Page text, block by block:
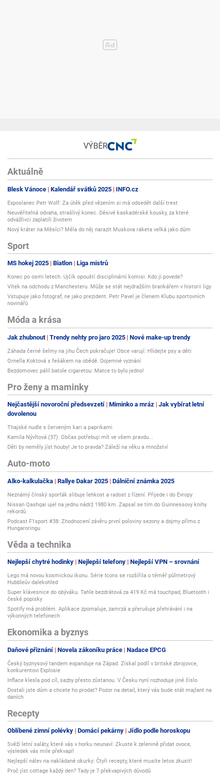
VÝBĚR
Aktuálně
Blesk Vánoce Kalendář svátků 2025 INFO.cz
Exposlanec Petr Wolf: Za útěk před vězením si má odsedět další trest
Neuvěřitelná odvaha, strašlivý konec. Děsivé kaskadérské kousky, za které
odvážlivci zaplatili životem
Nový kráter na Měsíci? Měla do něj narazit Muskova raketa velká jako dům
Sport
MS hokej 2025 Biatlon Liga mistrů
Konec po osmi letech. Ujčík opouští disciplinární komisi. Kdo ji povede?
Vítek na odchodu z Manchesteru. Může se stát nejdražším brankářem v historii ligy
Vstupuje jako fotograf, ne jako prezident. Petr Pavel je členem Klubu sportovních
novinářů
Móda a krása
Jak zhubnout Trendy nehty pro jaro 2025 Nové make-up trendy
Záhada černé šelmy na jihu Čech pokračuje! Obce varují: Hlídejte psy a děti
Ornella Koktová s fešákem na obědě. Dojemné vyznání
Bezdomovec pálil batole cigaretou: Matce to bylo jedno!
Pro ženy a maminky
Nejčastější novoroční předsevzetí Miminko a mráz Jak vybírat letní
dovolenou
Thajské nudle s červeným kari a paprikami
Kamila Nývltová (37): Občas potřebuji mít ve všem pravdu...
Děti by neměly jíst houby! Je to pravda? Záleží na věku a množství
Auto-moto
Alko-kalkulačka Rallye Dakar 2025 Dálniční známka 2025
Neznámý čínský sporťák slibuje lehkost a radost z řízení. Přijede i do Evropy
Nissan Qashqai ujel na jednu nádrž 1980 km. Zapsal se tím do Guinnessovy knihy
rekordů
Podcast F1sport #38: Zhodnocení závěru první poloviny sezony a dojmy přímo z
Hungaroringu
Věda a technika
Nejlepší chytré hodinky Nejlepší telefony Nejlepší VPN – srovnání
Lego má novou kosmickou ikonu. Série Icons se rozšířila o téměř půlmetrový
Hubbleův dalekohled
Super klávesnice do obýváku. Tahle bezdrátová za 419 Kč má touchpad, Bluetooth i
české popisky
Spotify má problém. Aplikace zpomaluje, zamrzá a přerušuje přehrávání i na
výkonných telefonech
Ekonomika a byznys
Daňové přiznání Novela zákoníku práce Nadace EPCG
Český byznysový tandem expanduje na Západ. Získal podíl v britské zbrojovce,
konkurentovi Explosie
Inflace klesla pod cíl, sazby přesto zůstanou. V Česku nyní rozhoduje jiné číslo
Dostali jste dům a chcete ho prodat? Pozor na detail, který vás bude stát majlant na
daních
Recepty
Oblíbené zimní polévky Domácí pekárny Jídlo podle horoskopu
Svěží letní saláty, které vás v horku neunaví: Zkuste k zelenině přidat ovoce,
výsledek vás mile překvapí!
Nejlepší nálev na nakládané okurky: Čtyři recepty, které musíte letos zkusit!
Proč jíst cottage každý den? Tady je 7 překvapivých důvodů